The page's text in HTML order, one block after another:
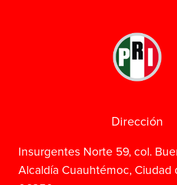
Dirección
Insurgentes Norte 59, col.
Alcaldía Cuauhtémoc, Ciudad